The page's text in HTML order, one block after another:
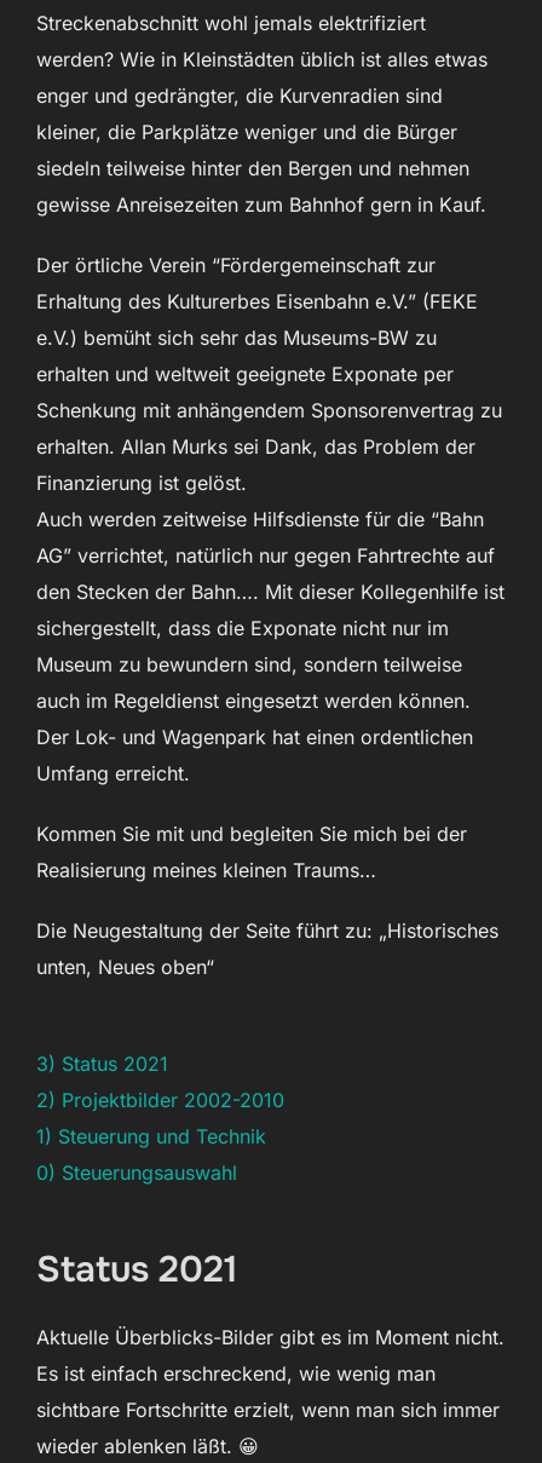
Streckenabschnitt wohl jemals elektrifiziert
werden? Wie in Kleinstädten üblich ist alles etwas
enger und gedrängter, die Kurvenradien sind
kleiner, die Parkplätze weniger und die Bürger
siedeln teilweise hinter den Bergen und nehmen
gewisse Anreisezeiten zum Bahnhof gern in Kauf.
Der örtliche Verein “Fördergemeinschaft zur
Erhaltung des Kulturerbes Eisenbahn e.V.” (FEKE
e.V.) bemüht sich sehr das Museums-BW zu
erhalten und weltweit geeignete Exponate per
Schenkung mit anhängendem Sponsorenvertrag zu
erhalten. Allan Murks sei Dank, das Problem der
Finanzierung ist gelöst.
Auch werden zeitweise Hilfsdienste für die “Bahn
AG” verrichtet, natürlich nur gegen Fahrtrechte auf
den Stecken der Bahn…. Mit dieser Kollegenhilfe ist
sichergestellt, dass die Exponate nicht nur im
Museum zu bewundern sind, sondern teilweise
auch im Regeldienst eingesetzt werden können.
Der Lok- und Wagenpark hat einen ordentlichen
Umfang erreicht.
Kommen Sie mit und begleiten Sie mich bei der
Realisierung meines kleinen Traums…
Die Neugestaltung der Seite führt zu: „Historisches
unten, Neues oben“
3) Status 2021
2) Projektbilder 2002-2010
1) Steuerung und Technik
0) Steuerungsauswahl
Status 2021
Aktuelle Überblicks-Bilder gibt es im Moment nicht.
Es ist einfach erschreckend, wie wenig man
sichtbare Fortschritte erzielt, wenn man sich immer
wieder ablenken läßt. 😀